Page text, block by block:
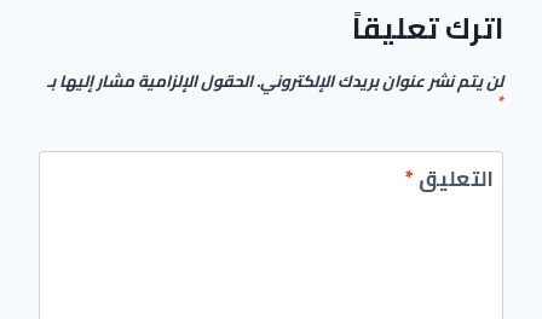
اترك تعليقاً
لن يتم نشر عنوان بريدك الإلكتروني.الحقول الإلزامية مشار إليها بـ
*
التعليق*